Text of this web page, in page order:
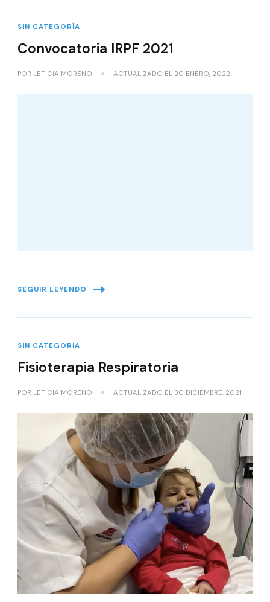
SIN CATEGORÍA
Convocatoria IRPF 2021
POR LETICIA MORENO ACTUALIZADO EL 20 ENERO, 2022
SEGUIR LEYENDO
SIN CATEGORÍA
Fisioterapia Respiratoria
POR LETICIA MORENO ACTUALIZADO EL 30 DICIEMBRE, 2021